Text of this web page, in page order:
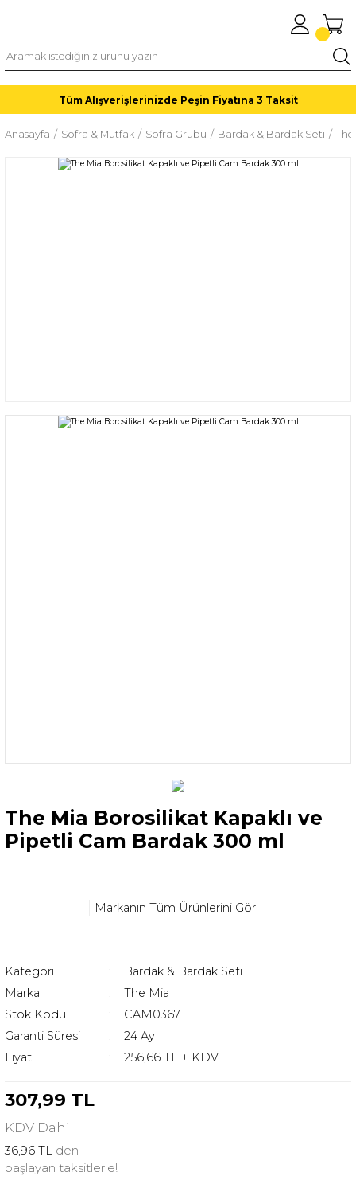
Tüm Alışverişlerinizde Peşin Fiyatına 3 Taksit
Anasayfa Sofra & Mutfak Sofra Grubu Bardak & Bardak Seti
The Mia Borosilikat Kapaklı ve
Pipetli Cam Bardak 300 ml
Markanın Tüm Ürünlerini Gör
Kategori
Bardak & Bardak Seti
Marka
The Mia
Stok Kodu
CAM0367
Garanti Süresi
24 Ay
Fiyat
256,66 TL + KDV
307,99 TL
KDV Dahil
36,96 TL den
başlayan taksitlerle!